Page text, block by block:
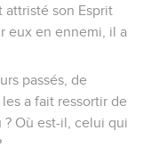
attristé son Esprit
eux en ennemi, il a
passés, de
a fait ressortir de
? Où est-il, celui qui